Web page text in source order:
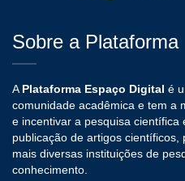
Sobre a Plataforma
A Plataforma Espaço Digital é
comunidade acadêmica e tem a
e incentivar a pesquisa científica
publicação de artigos
mais diversas instituições de
conhecimento.